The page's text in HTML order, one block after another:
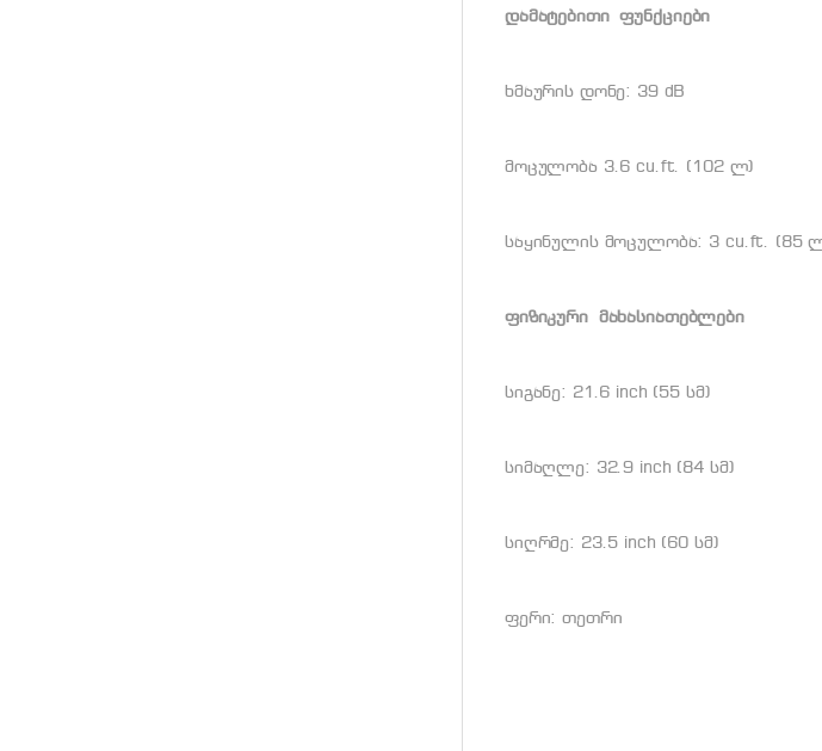
დამატებითი ფუნქციები
ხმაურის დონე: 39 dB
მოცულობა 3.6 cu.ft. (102 ლ)
საყინულის მოცულობა: 3 cu.ft. (85
ფიზიკური მახასიათებლები
სიგანე: 21.6 inch (55 სმ)
სიმაღლე: 32.9 inch (84 სმ)
სიღრმე: 23.5 inch (60 სმ)
ფერი: თეთრი